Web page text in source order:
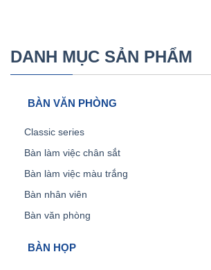
DANH MỤC SẢN PHẨM
BÀN VĂN PHÒNG
Classic series
Bàn làm việc chân sắt
Bàn làm việc màu trắng
Bàn nhân viên
Bàn văn phòng
BÀN HỌP